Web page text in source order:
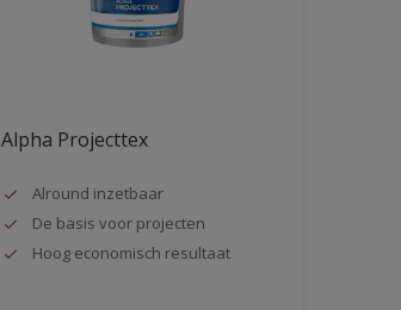
Alpha Projecttex
Alround inzetbaar
De basis voor projecten
Hoog economisch resultaat